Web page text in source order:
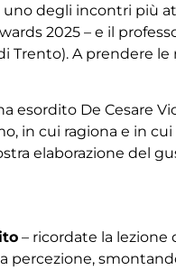
degli incontri più
2025 – e il
A prendere
esordito De Cesare
in cui ragiona e in
elaborazione del
– ricordate la lezione
percezione,